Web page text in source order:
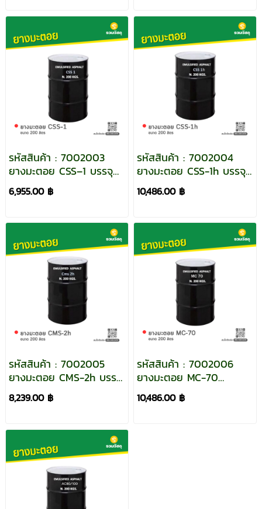
รหัสสินค้า : 7002003
ยางมะตอย CSS–1 บรรจุ
ภัณฑ์ : 1 ถังใหญ่ ขนาด
200 ลิตร
6,955.00 ฿
รหัสสินค้า : 7002004
ยางมะตอย CSS-1h บรรจุ
ภัณฑ์ : 1 ถังใหญ่ ขนาด
200 ลิตร
10,486.00 ฿
รหัสสินค้า : 7002005
ยางมะตอย CMS-2h บรรจุ
ภัณฑ์ : 1 ถังใหญ่ ขนาด
200 ลิตร
8,239.00 ฿
รหัสสินค้า : 7002006
ยางมะตอย MC-70
(Cutback Asphalt) บรรจุ
ภัณฑ์ : 1 ถังใหญ่ขนาด
10,486.00 ฿